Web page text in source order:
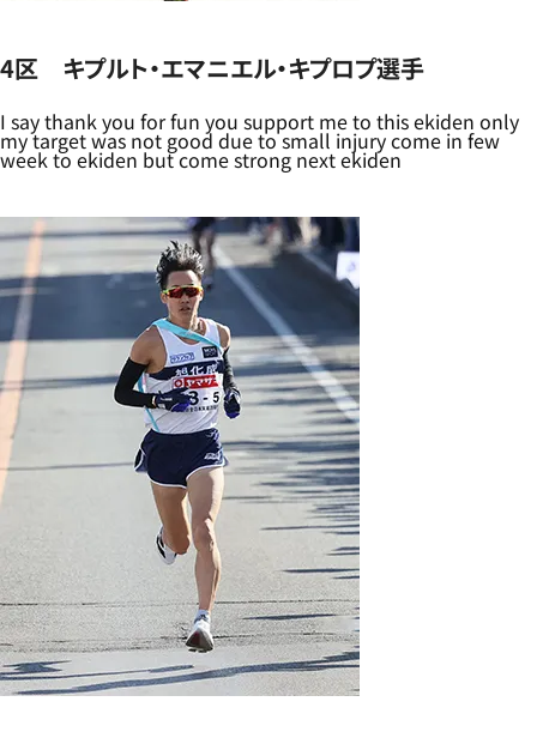
4区 キプルト・エマニエル・キプロプ選手
I say thank you for fun you support me to this ekiden only
my target was not good due to small injury come in few
week to ekiden but come strong next ekiden